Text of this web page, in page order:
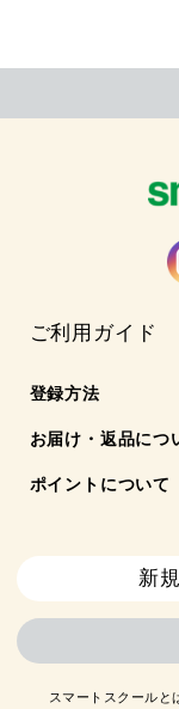
ご利用ガイド
登録方法
お届け・返品につ
ポイントについて
新
スマートスクールと